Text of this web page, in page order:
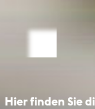
Hier finden Sie